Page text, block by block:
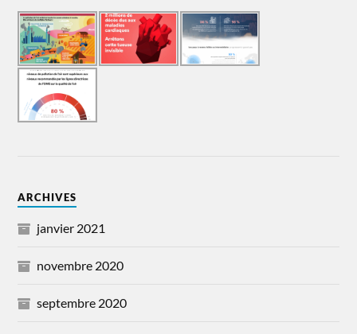
ARCHIVES
janvier 2021
novembre 2020
septembre 2020